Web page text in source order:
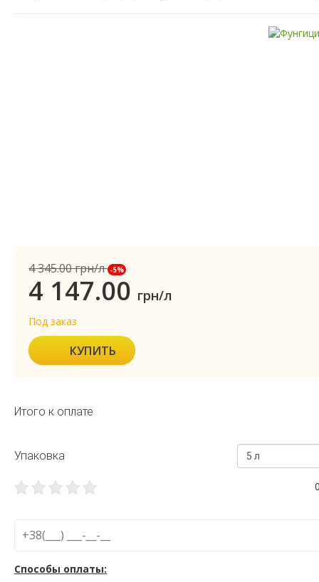
4 345.00грн/л -5%
4 147.00 грн/л
Под заказ
КУПИТЬ
Итого к оплате
Упаковка 5 л
Способы оплаты: